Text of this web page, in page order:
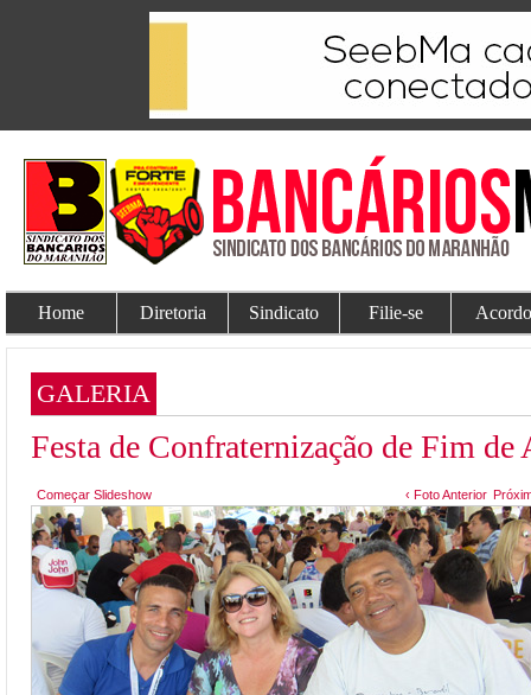
Home Diretoria Sindicato Filie-se
GALERIA
Festa de Confraternização de Fim de
Começar Slideshow ‹ Foto Anterior